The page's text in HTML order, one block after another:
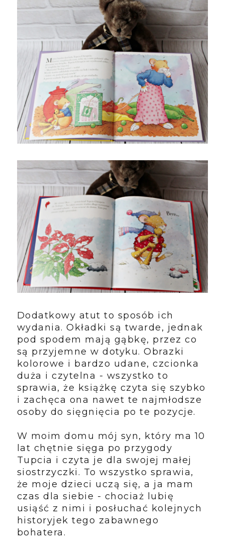
Dodatkowy atut to sposób ich
wydania. Okładki są twarde, jednak
pod spodem mają gąbkę, przez co
są przyjemne w dotyku. Obrazki
kolorowe i bardzo udane, czcionka
duża i czytelna - wszystko to
sprawia, że książkę czyta się szybko
i zachęca ona nawet te najmłodsze
osoby do sięgnięcia po te pozycje.
W moim domu mój syn, który ma 10
lat chętnie sięga po przygody
Tupcia i czyta je dla swojej małej
siostrzyczki. To wszystko sprawia,
że moje dzieci uczą się, a ja mam
czas dla siebie - chociaż lubię
usiąść z nimi i posłuchać kolejnych
historyjek tego zabawnego
bohatera.